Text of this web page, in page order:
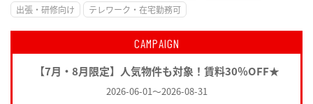
出張・研修向け
テレワーク・在宅勤務可
CAMPAIGN
【7月・8月限定】人気物件も対象！賃料30％OFF★
2026-06-01～2026-08-31